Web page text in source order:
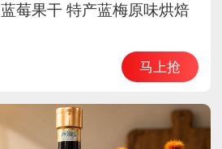
蓝莓干 250g*3袋 蓝莓果干 特产蓝梅原味烘焙
马上抢